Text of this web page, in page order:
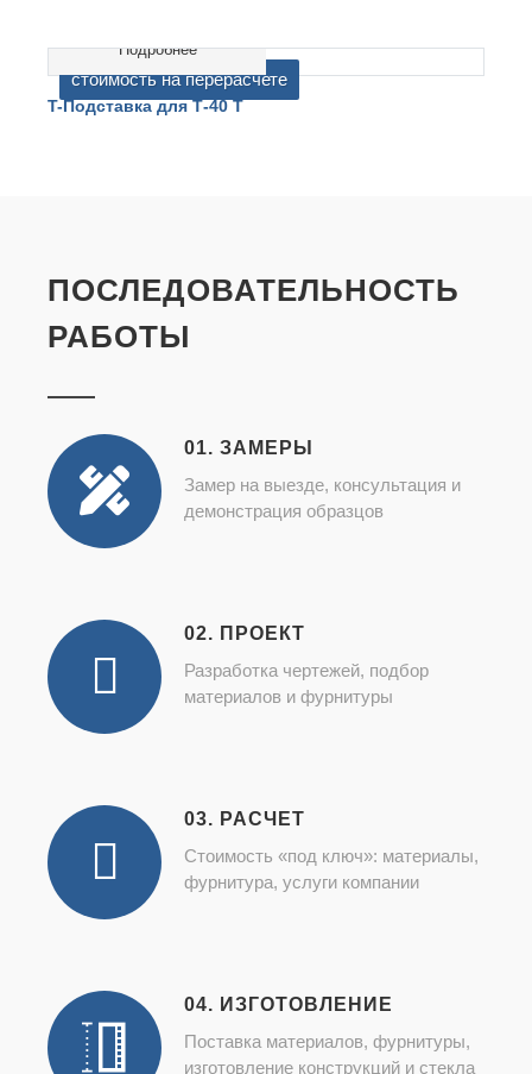
cтоимость на перерасчете
Подробнее
T-Подставка для Т-40 Т
ПОСЛЕДОВАТЕЛЬНОСТЬ
РАБОТЫ
01. ЗАМЕРЫ
Замер на выезде, консультация и
демонстрация образцов
02. ПРОЕКТ
Разработка чертежей, подбор
материалов и фурнитуры
03. РАСЧЕТ
Стоимость «под ключ»: материалы,
фурнитура, услуги компании
04. ИЗГОТОВЛЕНИЕ
Поставка материалов, фурнитуры,
изготовление конструкций и стекла